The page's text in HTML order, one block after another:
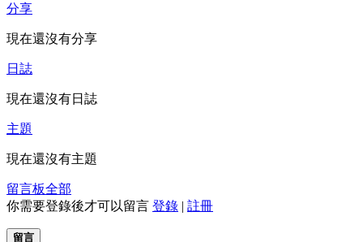
分享
現在還沒有分享
日誌
現在還沒有日誌
主題
現在還沒有主題
留言板全部
你需要登錄後才可以留言 登錄 | 註冊
留言